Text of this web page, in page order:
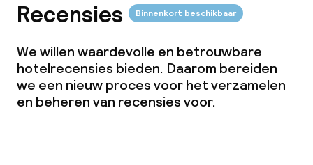
Recensies Binnenkort beschikbaar
We willen waardevolle en betrouwbare
hotelrecensies bieden. Daarom bereiden
we een nieuw proces voor het verzamelen
en beheren van recensies voor.